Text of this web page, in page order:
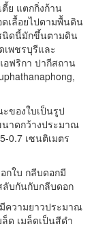
ย แตกกิ่งก้าน
เลื้อยไปตามพื้นดิน
นิดนี้มักขึ้นตามดิน
เพชรบุรีและ
ฟริกา ปากีสถาน
ของใบเป็นรูป
นาดกว้างประมาณ
0.7 เซนติเมตร
กใบ กลีบดอกมี
ลับกันกับกลีบดอก
ความยาวประมาณ
ด เมล็ดเป็นสีดำ